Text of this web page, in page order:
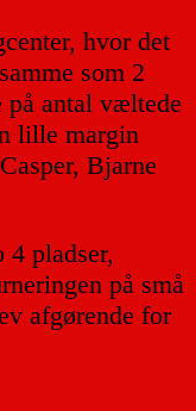
hvor det
som 2
på antal væltede
lille margin
Bjarne
4 pladser,
på små
afgørende for